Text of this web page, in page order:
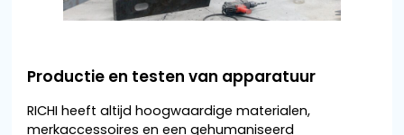
Productie en testen van apparatuur
RICHI heeft altijd hoogwaardige materialen,
merkaccessoires en een gehumaniseerd